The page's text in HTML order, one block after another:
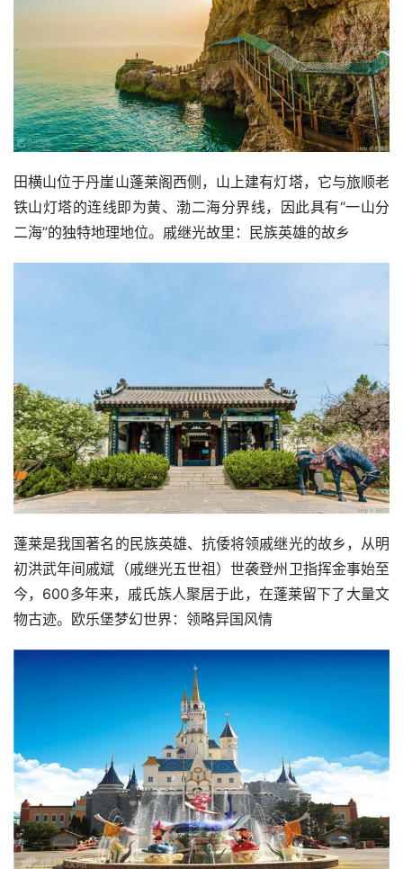
田横山位于丹崖山蓬莱阁西侧，山上建有灯塔，它与旅顺老
铁山灯塔的连线即为黄、渤二海分界线，因此具有“一山分
二海”的独特地理地位。戚继光故里：民族英雄的故乡
蓬莱是我国著名的民族英雄、抗倭将领戚继光的故乡，从明
初洪武年间戚斌（戚继光五世祖）世袭登州卫指挥金事始至
今，600多年来，戚氏族人聚居于此，在蓬莱留下了大量文
物古迹。欧乐堡梦幻世界：领略异国风情